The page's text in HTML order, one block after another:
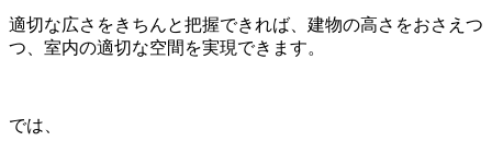
適切な広さをきちんと把握できれば、建物の高さをおさえつ
つ、室内の適切な空間を実現できます。
では、